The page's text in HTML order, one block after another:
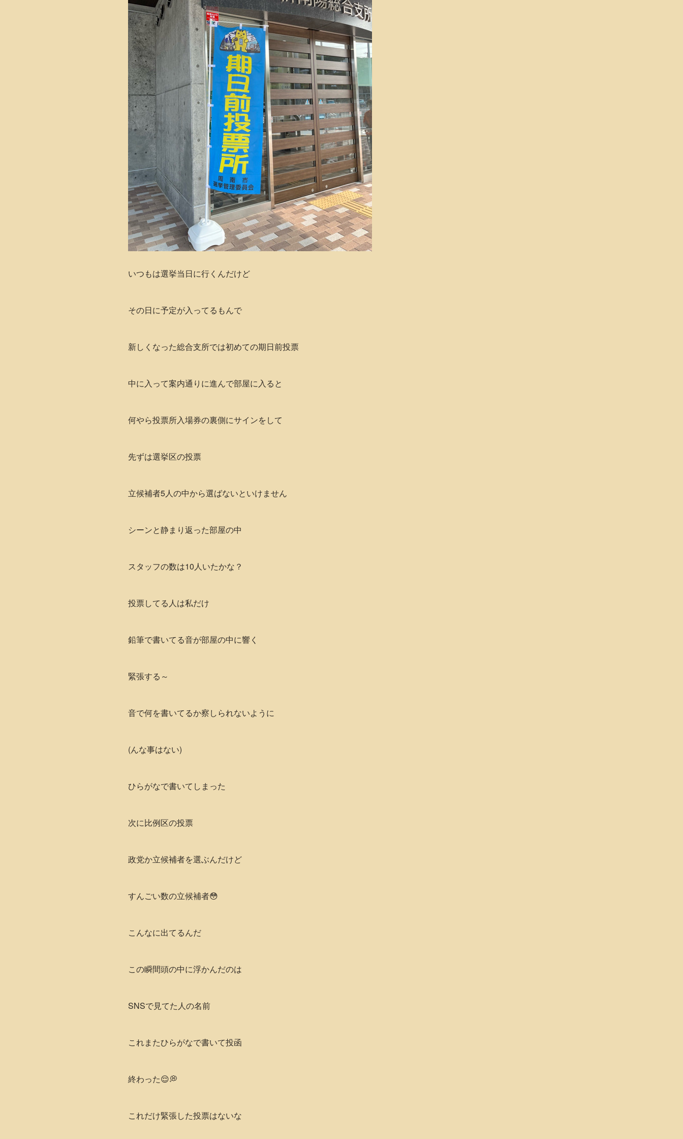
いつもは選挙当日に行くんだけど
その日に予定が入ってるもんで
新しくなった総合支所では初めての期日前投票
中に入って案内通りに進んで部屋に入ると
何やら投票所入場券の裏側にサインをして
先ずは選挙区の投票
立候補者5人の中から選ばないといけません
シーンと静まり返った部屋の中
スタッフの数は10人いたかな？
投票してる人は私だけ
鉛筆で書いてる音が部屋の中に響く
緊張する～
音で何を書いてるか察しられないように
(んな事はない)
ひらがなで書いてしまった
次に比例区の投票
政党か立候補者を選ぶんだけど
すんごい数の立候補者😳
こんなに出てるんだ
この瞬間頭の中に浮かんだのは
SNSで見てた人の名前
これまたひらがなで書いて投函
終わった😌💭
これだけ緊張した投票はないな